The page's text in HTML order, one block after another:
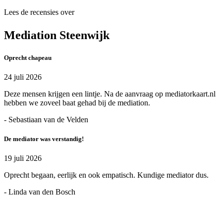
Lees de recensies over
Mediation Steenwijk
Oprecht chapeau
24 juli 2026
Deze mensen krijgen een lintje. Na de aanvraag op mediatorkaart.nl
hebben we zoveel baat gehad bij de mediation.
- Sebastiaan van de Velden
De mediator was verstandig!
19 juli 2026
Oprecht begaan, eerlijk en ook empatisch. Kundige mediator dus.
- Linda van den Bosch